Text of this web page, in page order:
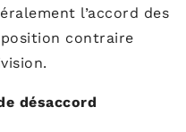
l’accord des
contraire
désaccord